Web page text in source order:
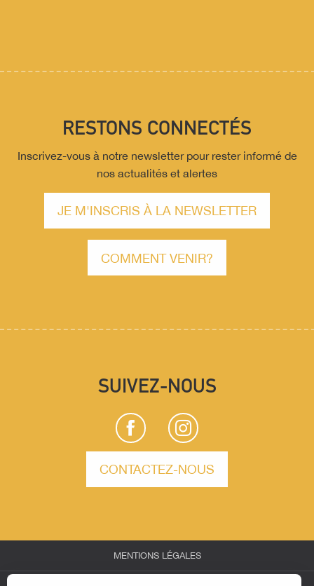
RESTONS CONNECTÉS
Inscrivez-vous à notre newsletter pour rester informé de
nos actualités et alertes
JE M'INSCRIS À LA NEWSLETTER
COMMENT VENIR?
SUIVEZ-NOUS
CONTACTEZ-NOUS
MENTIONS LÉGALES